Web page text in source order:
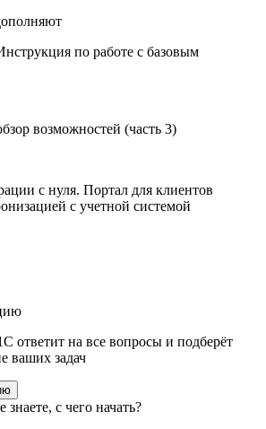
по работе с базовым
возможностей (часть 3)
с нуля. Портал для клиентов
с учетной системой
ответит на все вопросы и подберёт
ваших задач
с чего начать?